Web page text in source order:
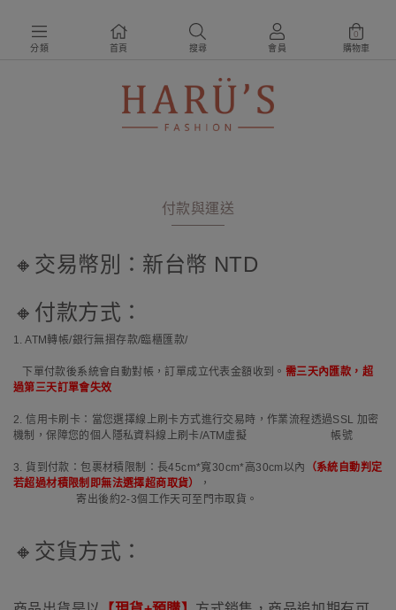
分類 首頁 搜尋 會員 購物車
0
付款與運送
🔸交易幣別：新台幣 NTD
🔸付款方式：
1. ATM轉帳/銀行無摺存款/臨櫃匯款/
下單付款後系統會自動對帳，訂單成立代表金額收到。 需三天內匯款，超
過第三天訂單會失效
2. 信用卡刷卡：當您選擇線上刷卡方式進行交易時，作業流程透過SSL 加密
機制，保障您的個人隱私資料線上刷卡/ATM虛擬 帳號
3. 貨到付款：包裹材積限制：長45cm*寬30cm*高30cm以內
（系統自動判定
若超過材積限制即無法選擇超商取貨）
，
寄出後約2-3個工作天可至門市取貨。
🔸交貨方式：